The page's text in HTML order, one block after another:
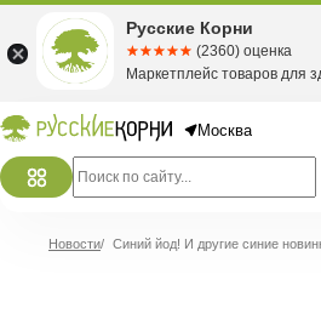
Москва
Новости/ Синий йод! И другие синие
Русские Корни
☆☆☆☆☆
★★★★★ (2360) оценка
Маркетплейс товаров для